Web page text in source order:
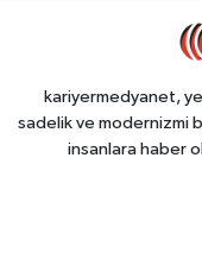
kariyermedyanet,
sadelik ve modernizmi
insanlara haber